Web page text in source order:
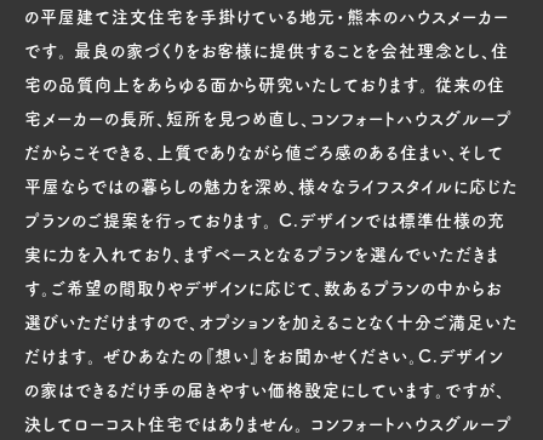
の平屋建て注文住宅を手掛けている地元・熊本のハウスメーカー
です。 最良の家づくりをお客様に提供することを会社理念とし、住
宅の品質向上をあらゆる面から研究いたしております。 従来の住
宅メーカーの長所、短所を見つめ直し、コンフォートハウスグループ
だからこそできる、上質でありながら値ごろ感のある住まい、そして
平屋ならではの暮らしの魅力を深め、様々なライフスタイルに応じた
プランのご提案を行っております。 C.デザインでは標準仕様の充
実に力を入れており、まずベースとなるプランを選んでいただきま
す。ご希望の間取りやデザインに応じて、数あるプランの中からお
選びいただけますので、オプションを加えることなく十分ご満足いた
だけます。 ぜひあなたの『想い』をお聞かせください。C.デザイン
の家はできるだけ手の届きやすい価格設定にしています。ですが、
決してローコスト住宅ではありません。 コンフォートハウスグループ